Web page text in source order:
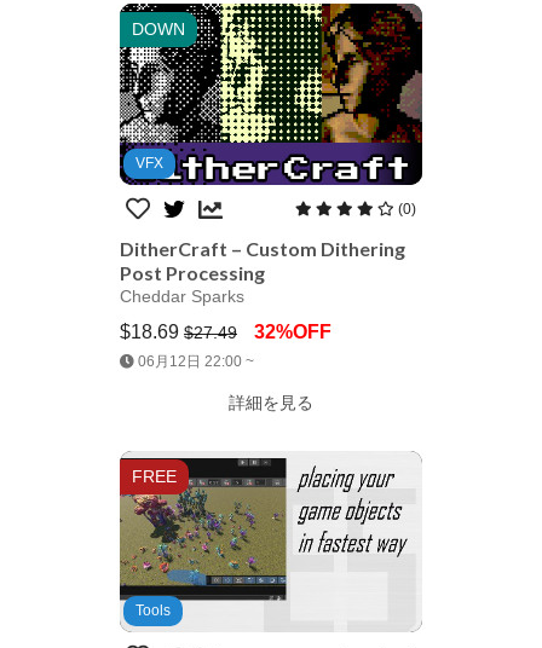
DOWN
VFX
(0)
DitherCraft – Custom Dithering
Post Processing
Cheddar Sparks
$18.69 $27.49 32%OFF
06月12日 22:00 ~
詳細を見る
FREE
Jump AssetStore
Tools